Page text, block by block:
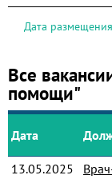
Дата
Все
помощи"
Дата
13.05.2025